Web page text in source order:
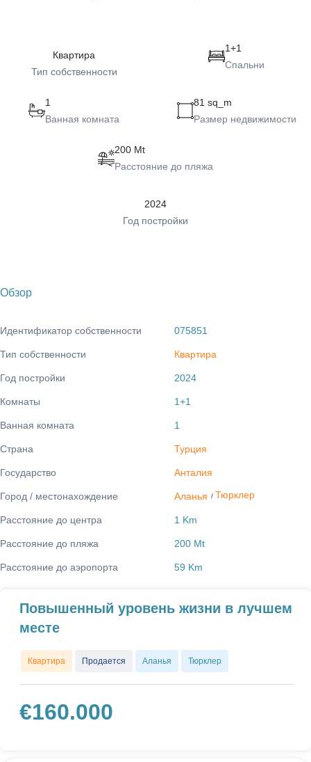
Квартира
Тип собственности
1+1
Спальни
1
Ванная комната
81 sq_m
Размер недвижимости
200 Mt
Расстояние до пляжа
2024
Год постройки
Обзор
Идентификатор собственности 075851
Тип собственности Квартира
Год постройки 2024
Комнаты 1+1
Ванная комната 1
Страна Турция
Государство Анталия
Город / местонахождение Аланья / Тюрклер
Расстояние до центра 1 Km
Расстояние до пляжа 200 Mt
Расстояние до аэропорта 59 Km
Повышенный уровень жизни в лучшем
месте
Квартира Продается Аланья Тюрклер
€160.000